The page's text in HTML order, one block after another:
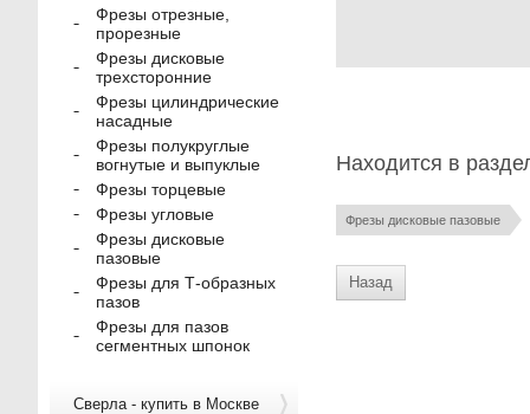
Находится в
Фрезы дисковые пазовые
Назад
Фрезы отрезные,
прорезные
Фрезы дисковые
трехсторонние
Фрезы цилиндрические
насадные
Фрезы полукруглые
вогнутые и выпуклые
Фрезы торцевые
Фрезы угловые
Фрезы дисковые
пазовые
Фрезы для Т-образных
пазов
Фрезы для пазов
сегментных шпонок
Сверла - купить в Москве